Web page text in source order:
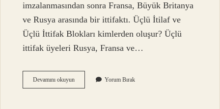
imzalanmasından sonra Fransa, Büyük Britanya
ve Rusya arasında bir ittifaktı. Üçlü İtilaf ve
Üçlü İttifak Blokları kimlerden oluşur? Üçlü
ittifak üyeleri Rusya, Fransa ve…
Devamını okuyun3
Itilaf
Yorum Bırak